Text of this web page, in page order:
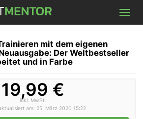
mit dem eigenen
Der Weltbestseller
und in Farbe
19,99 €
inkl. MwSt.
am: 25. März 2020 15:22